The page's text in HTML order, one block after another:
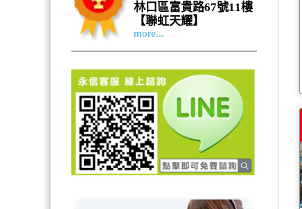
林口區富貴路67號11樓
【聯虹天耀】
more...